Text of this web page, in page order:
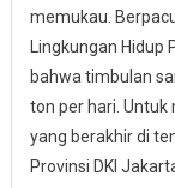
memukau.
Lingkungan
bahwa timbulan
ton per hari.
yang berakhir di
Provinsi DKI